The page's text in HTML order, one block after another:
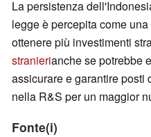
La persistenza
legge è percepita come
ottenere più investimenti
stranierianche se potrebbe
assicurare e garantire
nella R&S per un maggior
Fonte(i)